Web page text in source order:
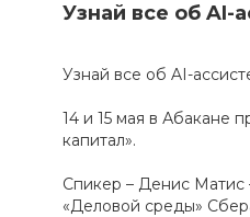
Узнай все об AI-
Узнай все об AI-
14 и 15 мая в Абакане
капитал».
Спикер – Денис Матис
«Деловой среды»